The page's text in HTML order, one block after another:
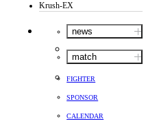
Krush-EX
news
match
FIGHTER
SPONSOR
CALENDAR